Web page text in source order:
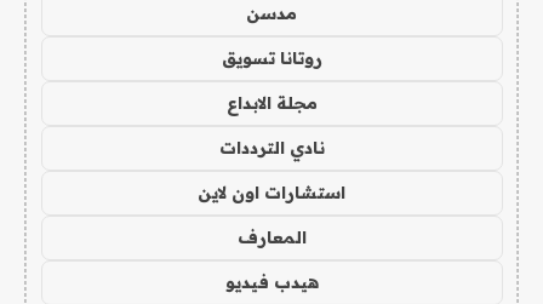
مدسن
روتانا تسويق
مجلة الابداع
نادي الترددات
استشارات اون لاين
المعارف
هيدب فيديو